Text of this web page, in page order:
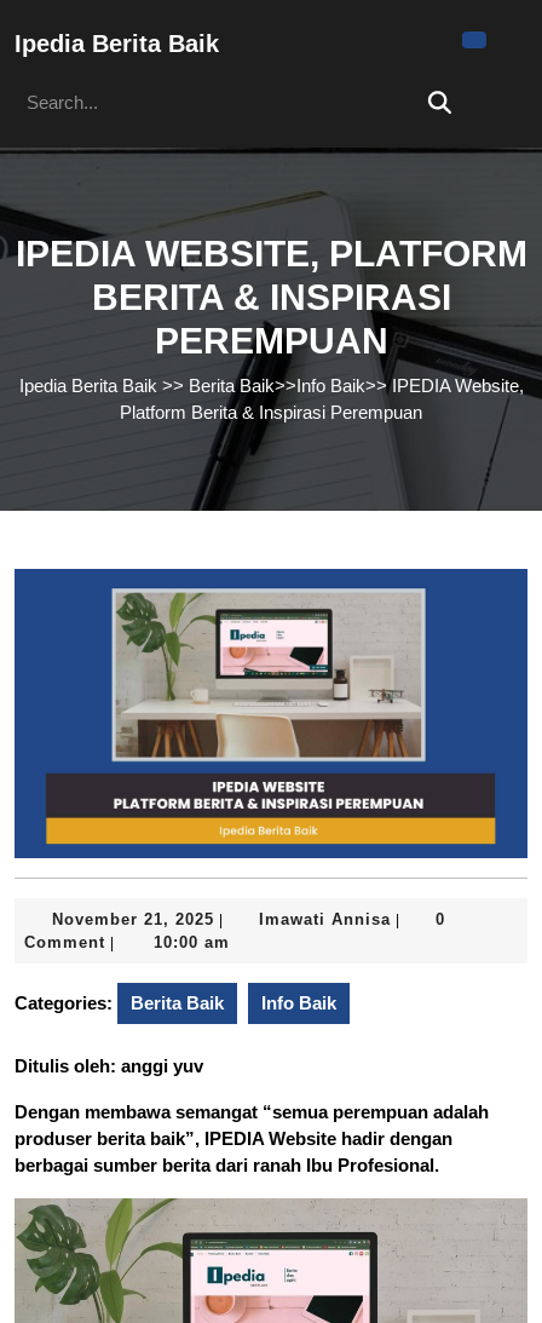
Ipedia Berita Baik
for:
IPEDIA WEBSITE, PLATFORM
BERITA & INSPIRASI
PEREMPUAN
Ipedia Berita Baik >> Berita Baik>>Info Baik>>IPEDIA Website,
Platform Berita & Inspirasi Perempuan
November 21, 2025 November
21,
| Imawati Annisa Imawati
|
0
Comment | 10:00 am
Categories: Berita Baik Info Baik
Ditulis oleh: anggi yuv
Dengan membawa semangat “semua perempuan adalah
produser berita baik”, IPEDIA Website hadir dengan
berbagai sumber berita dari ranah Ibu Profesional.